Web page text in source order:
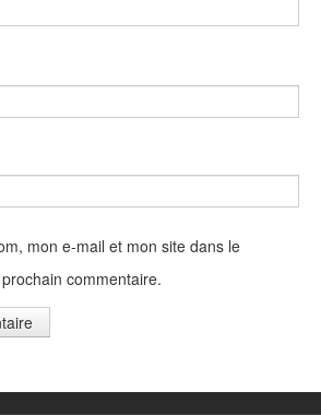
mon e-mail et mon site dans le
commentaire.